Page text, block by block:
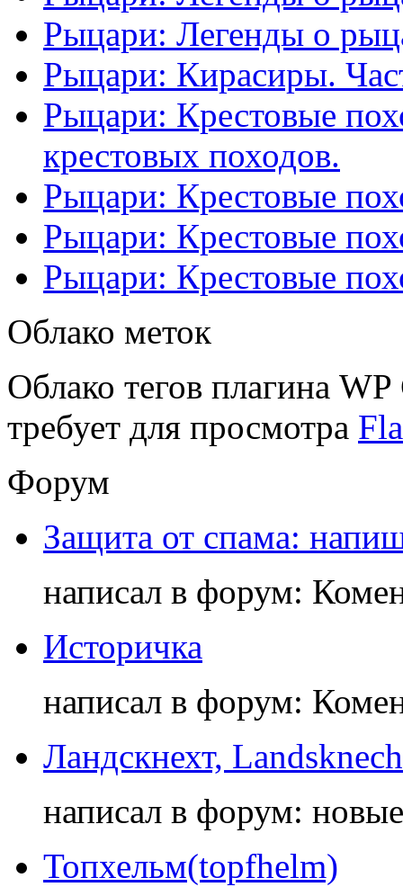
Рыцари: Легенды о
Рыцари: Кирасиры.
Рыцари: Крестовые
крестовых походов.
Рыцари: Крестовые
Рыцари: Крестовые
Рыцари: Крестовые
Облако меток
Облако тегов плагина
требует для просмотра
Форум
Защита от спама:
написал в форум:
Историчка
написал в форум:
Ландскнехт,
написал в форум:
Топхельм(topfhelm)